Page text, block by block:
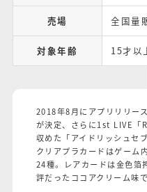
売場 全国量
対象年齢 15才以
2018年8月にアプリリリー
が決定、さらに1st LIVE
収めた「アイドリッシュセ
クリアプラカードはゲーム
24種。レアカードは金色箔
評だったココアクリーム味で